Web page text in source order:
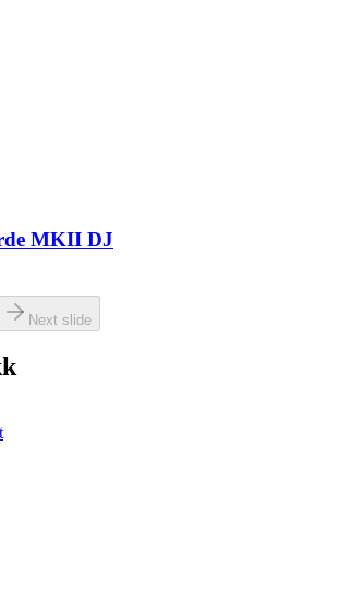
MKII DJ
Next slide